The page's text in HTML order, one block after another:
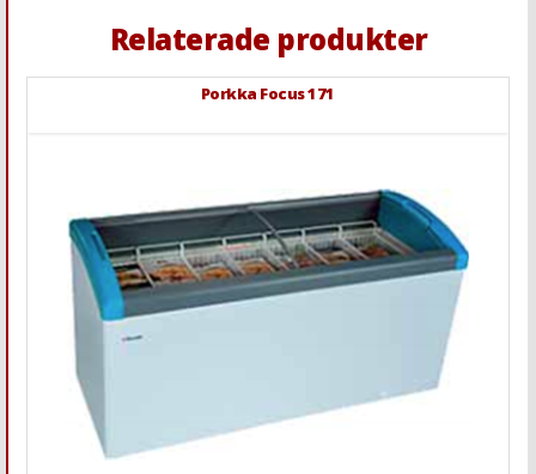
Relaterade produkter
Porkka Focus 171